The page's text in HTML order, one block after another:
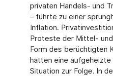
privaten Handels- und
– führte zu einer
Inflation.
Proteste der Mittel-
Form des berüchtigten
hatten eine aufgeheizte
Situation zur Folge. In